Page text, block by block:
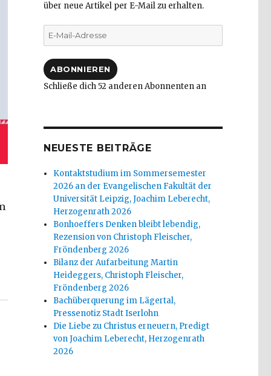
Fleischer, Welver 2018“
über neue Artikel per E-Mail zu erhalten.
E-
Mail-
ABONNIEREN
Schließe dich 52 anderen Abonnenten an
NEUESTE BEITRÄGE
Kontaktstudium im Sommersemester
2026 an der Evangelischen Fakultät der
Universität Leipzig, Joachim Leberecht,
Herzogenrath 2026
Bonhoeffers Denken bleibt lebendig,
Rezension von Christoph Fleischer,
Fröndenberg 2026
Bilanz der Aufarbeitung Martin
Heideggers, Christoph Fleischer,
Fröndenberg 2026
Bachüberquerung im Lägertal,
Pressenotiz Stadt Iserlohn
Die Liebe zu Christus erneuern, Predigt
von Joachim Leberecht, Herzogenrath
2026